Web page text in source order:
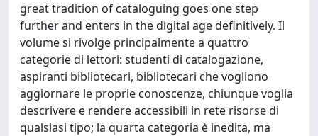
great tradition of cataloguing goes one step
further and enters in the digital age definitively. Il
volume si rivolge principalmente a quattro
categorie di lettori: studenti di catalogazione,
aspiranti bibliotecari, bibliotecari che vogliono
aggiornare le proprie conoscenze, chiunque voglia
descrivere e rendere accessibili in rete risorse di
qualsiasi tipo; la quarta categoria è inedita, ma